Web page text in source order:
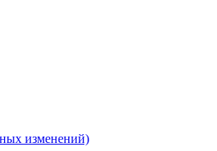
изменений)